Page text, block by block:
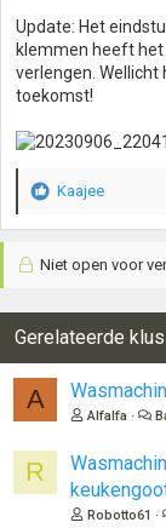
Update: Het
klemmen heeft
verlengen. Wellicht
toekomst!
W
r
e
r
n
g
e
:
Kaajee
Niet open voor
Gerelateerde
A
Alfalfa
R
Robotto61